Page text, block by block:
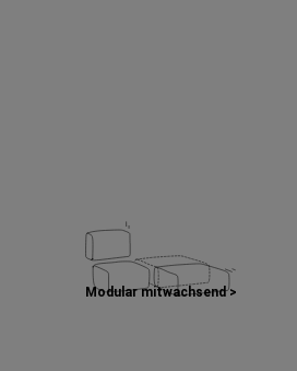
Modular mitwachsend >